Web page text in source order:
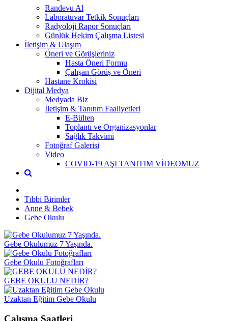
Randevu Al
Laboratuvar Tetkik Sonuçları
Radyoloji Rapor Sonuçları
Günlük Hekim Çalışma Listesi
İletişim & Ulaşım
Öneri ve Görüşleriniz
Hasta Öneri Formu
Çalışan Görüş ve Öneri
Hastane Krokisi
Dijital Medya
Medyada Biz
İletişim & Tanıtım Faaliyetleri
E-Bülten
Toplantı ve Organizasyonlar
Sağlık Takvimi
Fotoğraf Galerisi
Video
COVID-19 AŞI TANITIM VİDEOMUZ
Tıbbi Birimler
Anne & Bebek
Gebe Okulu
Gebe Okulumuz 7 Yaşında.
Gebe Okulu Fotoğrafları
GEBE OKULU NEDİR?
Uzaktan Eğitim Gebe Okulu
Çalışma Saatleri